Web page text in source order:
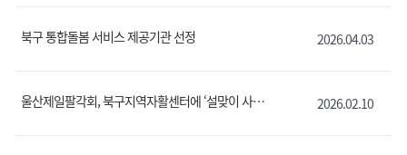
북구 통합돌봄 서비스 제공기관 선정 2026.04.03
울산제일팔각회, 북구지역자활센터에 ‘설맞이 사랑의 도시락 나눔’ 가져 2026.02.10